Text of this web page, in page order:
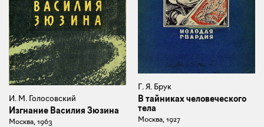
И. М. Голосовский
Изгнание Василия Зюзина
Москва, 1963
Г. Я. Брук
В тайниках человеческого
тела
Москва, 1927